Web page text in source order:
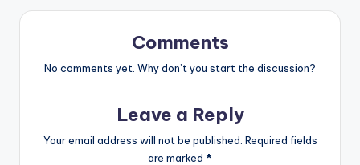
Comments
No comments yet. Why don’t you start the discussion?
Leave a Reply
Your email address will not be published. Required fields
are marked *